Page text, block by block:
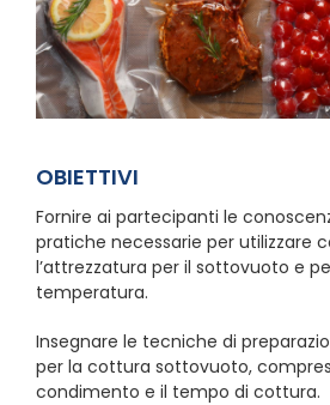
OBIETTIVI
Fornire ai partecipanti le
pratiche necessarie per utilizzare
l’attrezzatura per il sottovuoto e
temperatura.
Insegnare le tecniche di
per la cottura sottovuoto,
condimento e il tempo di cottura.